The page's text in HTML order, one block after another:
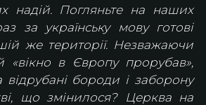
надій. Погляньте на наших
за українську мову готові
же території. Незважаючи
«вікно в Європу прорубав»,
бороди і заборону
що змінилося? Церква на